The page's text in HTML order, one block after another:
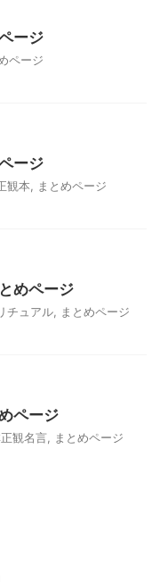
ージ
ページ
ージ
観本 まとめページ
めページ
チュアル まとめページ
ページ
観名言 まとめページ